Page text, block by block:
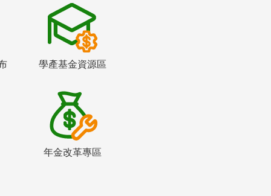
學產基金資源區
年金改革專區